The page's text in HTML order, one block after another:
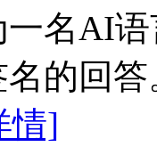
名AI
的回
情]